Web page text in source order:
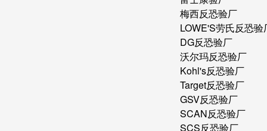
梅西反恐验厂
LOWE'S劳氏反恐验
DG反恐验厂
沃尔玛反恐验厂
Kohl's反恐验厂
Target反恐验厂
GSV反恐验厂
SCAN反恐验厂
SCS反恐验厂